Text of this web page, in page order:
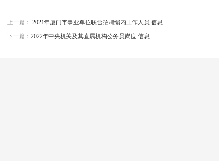
上一篇： 2021年厦门市事业单位联合招聘编内工作人员 信息
下一篇： 2022年中央机关及其直属机构公务员岗位 信息